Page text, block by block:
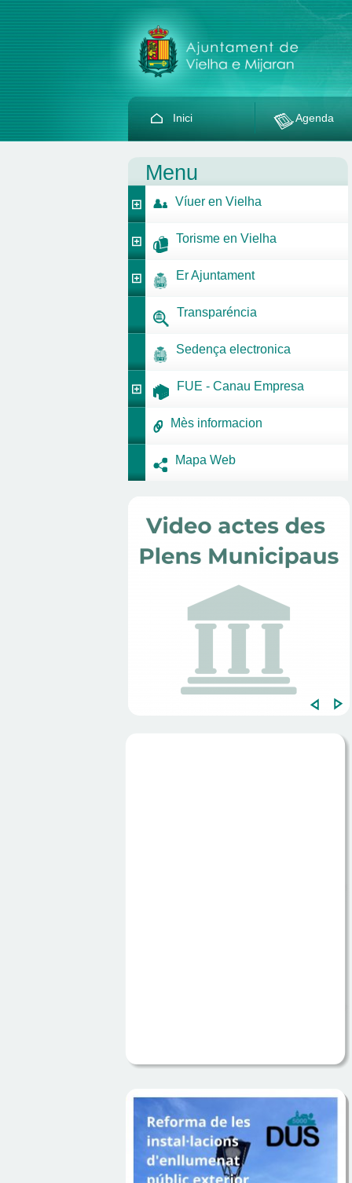
Inici Agenda
Menu
Víuer en Vielha
Torisme en Vielha
Er Ajuntament
Transparéncia
Sedença electronica
FUE - Canau Empresa
Mès informacion
Mapa Web